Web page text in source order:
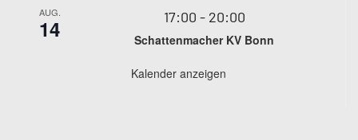
AUG.
14 17:00 - 20:00
Schattenmacher KV Bonn
Kalender anzeigen